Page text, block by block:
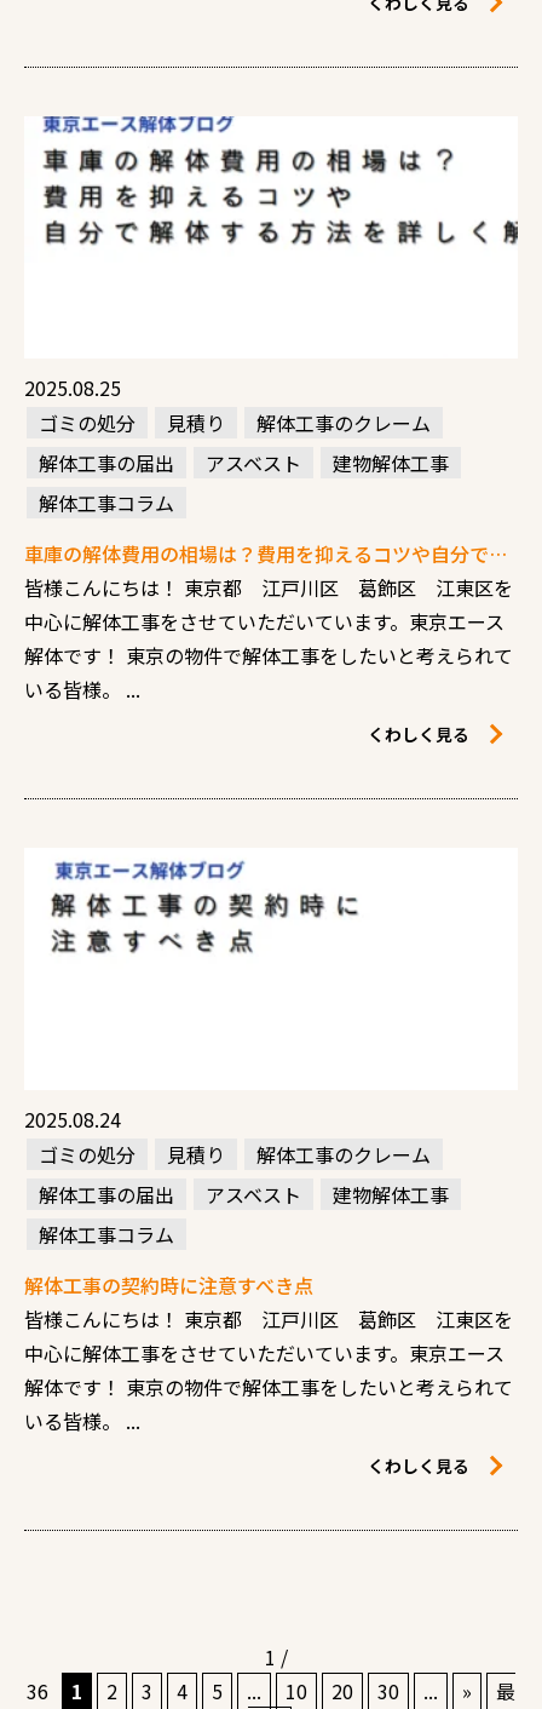
2025.08.25
ゴミの処分
見積り
解体工事のクレーム
解体工事の届出
アスベスト
建物解体工事
解体工事コラム
車庫の解体費用の相場は？費用を抑えるコツや自分で解体する方法を詳しく解説
皆様こんにちは！ 東京都 江戸川区 葛飾区 江東区を
中心に解体工事をさせていただいています。東京エース
解体です！ 東京の物件で解体工事をしたいと考えられて
いる皆様。 ...
くわしく見る
2025.08.24
ゴミの処分
見積り
解体工事のクレーム
解体工事の届出
アスベスト
建物解体工事
解体工事コラム
解体工事の契約時に注意すべき点
皆様こんにちは！ 東京都 江戸川区 葛飾区 江東区を
中心に解体工事をさせていただいています。東京エース
解体です！ 東京の物件で解体工事をしたいと考えられて
いる皆様。 ...
くわしく見る
1 /
36
1 2 3 4 5 ... 10 20 30 ... »
最